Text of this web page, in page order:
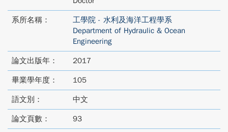
系所名稱：
工學院 - 水利及海洋工程學系
Department of Hydraulic & Ocean
Engineering
論文出版年： 2017
畢業學年度： 105
語文別： 中文
論文頁數： 93